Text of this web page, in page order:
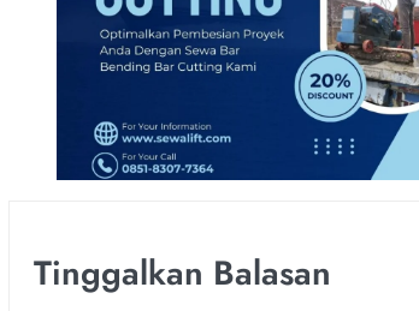
Tinggalkan Balasan